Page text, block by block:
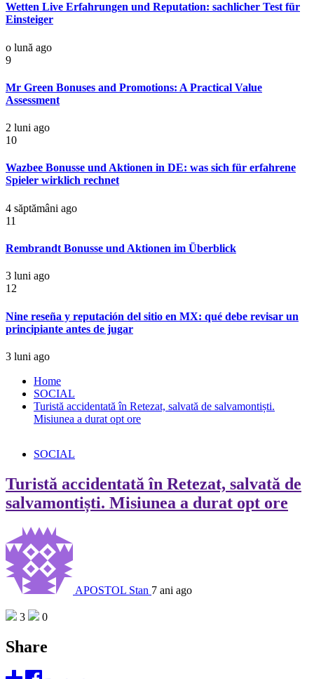
Wetten Live Erfahrungen und Reputation: sachlicher Test für
Einsteiger
o lună ago
9
Mr Green Bonuses and Promotions: A Practical Value
Assessment
2 luni ago
10
Wazbee Bonusse und Aktionen in DE: was sich für erfahrene
Spieler wirklich rechnet
4 săptămâni ago
11
Rembrandt Bonusse und Aktionen im Überblick
3 luni ago
12
Nine reseña y reputación del sitio en MX: qué debe revisar un
principiante antes de jugar
3 luni ago
Home
SOCIAL
Turistă accidentată în Retezat, salvată de salvamontiști.
Misiunea a durat opt ore
SOCIAL
Turistă accidentată în Retezat, salvată de
salvamontiști. Misiunea a durat opt ore
APOSTOL Stan 7 ani ago
3 0
Share